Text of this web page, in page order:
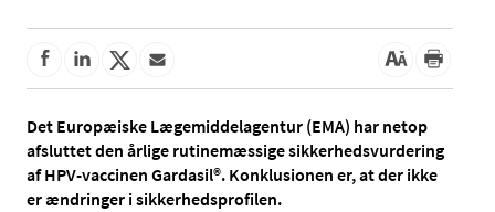
Det Europæiske Lægemiddelagentur (EMA) har netop
afsluttet den årlige rutinemæssige sikkerhedsvurdering
af HPV-vaccinen Gardasil®. Konklusionen er, at der ikke
er ændringer i sikkerhedsprofilen.